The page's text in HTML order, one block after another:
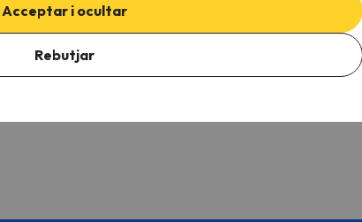
Opcions de reserva flexibles pels
Acceptar i ocultar
Rebutjar